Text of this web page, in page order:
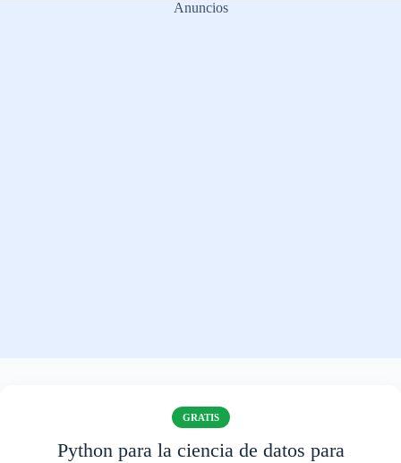
Anuncios
GRATIS
Python para la ciencia de datos para